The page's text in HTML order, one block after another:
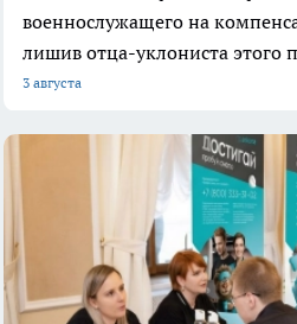
военнослужащего на
лишив отца-уклониста этого
3 августа